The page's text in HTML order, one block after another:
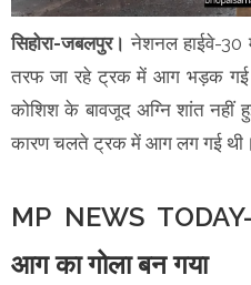
सिहोरा-जबलपुर। नेशनल हाईवे-30
तरफ जा रहे ट्रक में आग भड़क गई।
कोशिश के बावजूद अग्नि शांत नहीं
कारण चलते ट्रक में आग लग गई थी।
MP NEWS
आग का गोला बन गया